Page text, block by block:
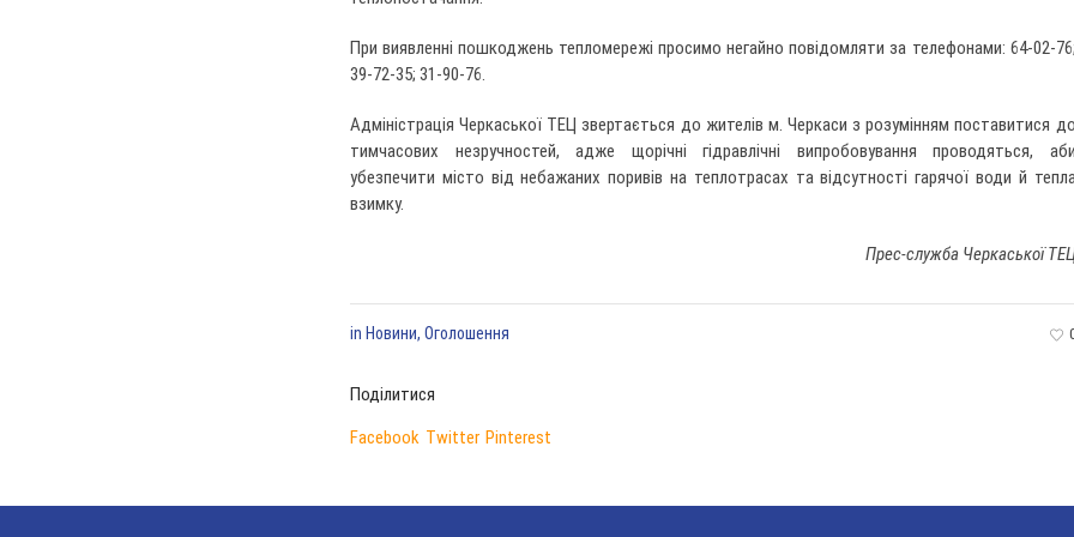
При виявленні пошкоджень тепломережі просимо негайно повідомляти за телефонами: 64-02-76;
39-72-35; 31-90-76.
Адміністрація Черкаської ТЕЦ звертається до жителів м. Черкаси з розумінням поставитися до
тимчасових незручностей, адже щорічні гідравлічні випробовування проводяться, аби
убезпечити місто від небажаних поривів на теплотрасах та відсутності гарячої води й
взимку.
Прес-служба Черкаської
in Новини, Оголошення
Поділитися
Facebook Twitter Pinterest